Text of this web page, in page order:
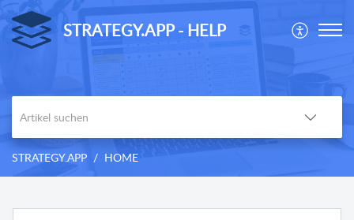
STRATEGY.APP - HELP
STRATEGY.APP HOME